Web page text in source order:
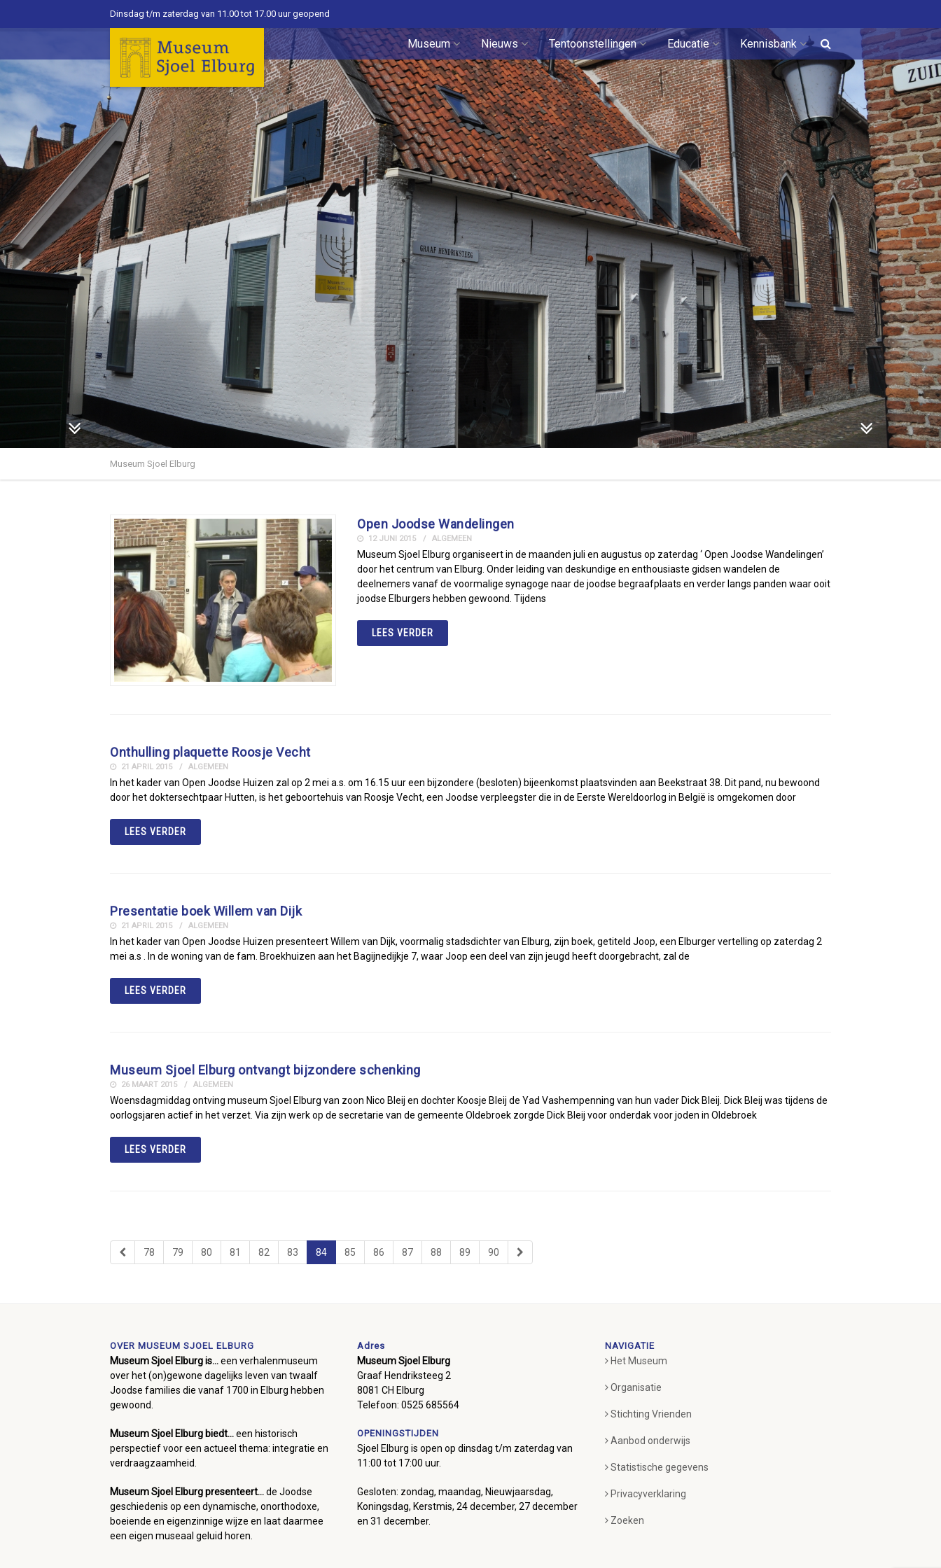
Dinsdag t/m zaterdag van 11.00 tot 17.00 uur geopend
Museum Nieuws Tentoonstellingen Educatie Kennisbank
Museum Sjoel Elburg
Open Joodse Wandelingen
12 JUNI 2015 ALGEMEEN
Museum Sjoel Elburg organiseert in de maanden juli en augustus op zaterdag ‘ Open Joodse Wandelingen’
door het centrum van Elburg. Onder leiding van deskundige en enthousiaste gidsen wandelen de
deelnemers vanaf de voormalige synagoge naar de joodse begraafplaats en verder langs panden waar ooit
joodse Elburgers hebben gewoond. Tijdens
LEES VERDER
Onthulling plaquette Roosje Vecht
21 APRIL 2015 ALGEMEEN
In het kader van Open Joodse Huizen zal op 2 mei a.s. om 16.15 uur een bijzondere (besloten) bijeenkomst plaatsvinden aan Beekstraat 38. Dit pand, nu bewoond
door het doktersechtpaar Hutten, is het geboortehuis van Roosje Vecht, een Joodse verpleegster die in de Eerste Wereldoorlog in België is omgekomen door
LEES VERDER
Presentatie boek Willem van Dijk
21 APRIL 2015 ALGEMEEN
In het kader van Open Joodse Huizen presenteert Willem van Dijk, voormalig stadsdichter van Elburg, zijn boek, getiteld Joop, een Elburger vertelling op zaterdag 2
mei a.s . In de woning van de fam. Broekhuizen aan het Bagijnedijkje 7, waar Joop een deel van zijn jeugd heeft doorgebracht, zal de
LEES VERDER
Museum Sjoel Elburg ontvangt bijzondere schenking
26 MAART 2015 ALGEMEEN
Woensdagmiddag ontving museum Sjoel Elburg van zoon Nico Bleij en dochter Koosje Bleij de Yad Vashempenning van hun vader Dick Bleij. Dick Bleij was tijdens de
oorlogsjaren actief in het verzet. Via zijn werk op de secretarie van de gemeente Oldebroek zorgde Dick Bleij voor onderdak voor joden in Oldebroek
LEES VERDER
78 79 80 81 82 83 84 85 86 87 88 89 90
OVER MUSEUM SJOEL ELBURG
Museum Sjoel Elburg is...een verhalenmuseum
over het (on)gewone dagelijks leven van twaalf
Joodse families die vanaf 1700 in Elburg hebben
gewoond.
Museum Sjoel Elburg biedt...een historisch
perspectief voor een actueel thema: integratie en
verdraagzaamheid.
Museum Sjoel Elburg presenteert...de Joodse
geschiedenis op een dynamische, onorthodoxe,
boeiende en eigenzinnige wijze en laat daarmee
een eigen museaal geluid horen.
Adres
Museum Sjoel Elburg
Graaf Hendriksteeg 2
8081 CH Elburg
Telefoon: 0525 685564
OPENINGSTIJDEN
Sjoel Elburg is open op dinsdag t/m zaterdag van
11:00 tot 17:00 uur.
Gesloten: zondag, maandag, Nieuwjaarsdag,
Koningsdag, Kerstmis, 24 december, 27 december
en 31 december.
NAVIGATIE
Het Museum
Organisatie
Stichting Vrienden
Aanbod onderwijs
Statistische gegevens
Privacyverklaring
Zoeken